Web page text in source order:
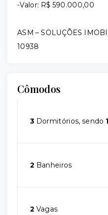
-Valor: R$ 590.000,00
ASM – SOLUÇÕES
10938
Cômodos
3 Dormitórios, sendo 1
2 Banheiros
2 Vagas